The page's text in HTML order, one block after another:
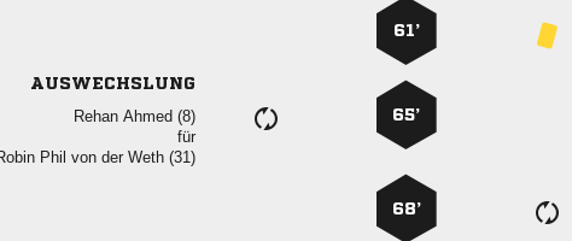
61’
AUSWECHSLUNG
  
für
    
65’
68’